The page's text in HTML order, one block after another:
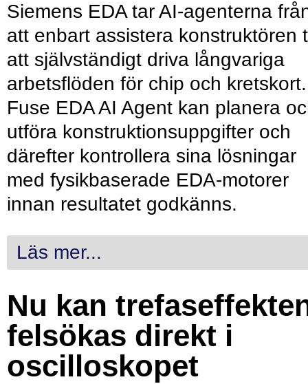
Siemens EDA tar AI-agenterna
att enbart assistera konstruktören
att självständigt driva långvariga
arbetsflöden för chip och kretskort.
Fuse EDA AI Agent kan planera
utföra konstruktionsuppgifter och
därefter kontrollera sina lösningar
med fysikbaserade EDA-motorer
innan resultatet godkänns.
Läs mer...
Nu kan
felsökas direkt i
oscilloskopet